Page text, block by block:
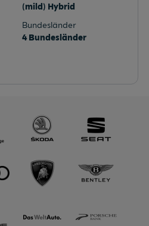
(mild) Hybrid
Bundesländer
4 Bundesländer